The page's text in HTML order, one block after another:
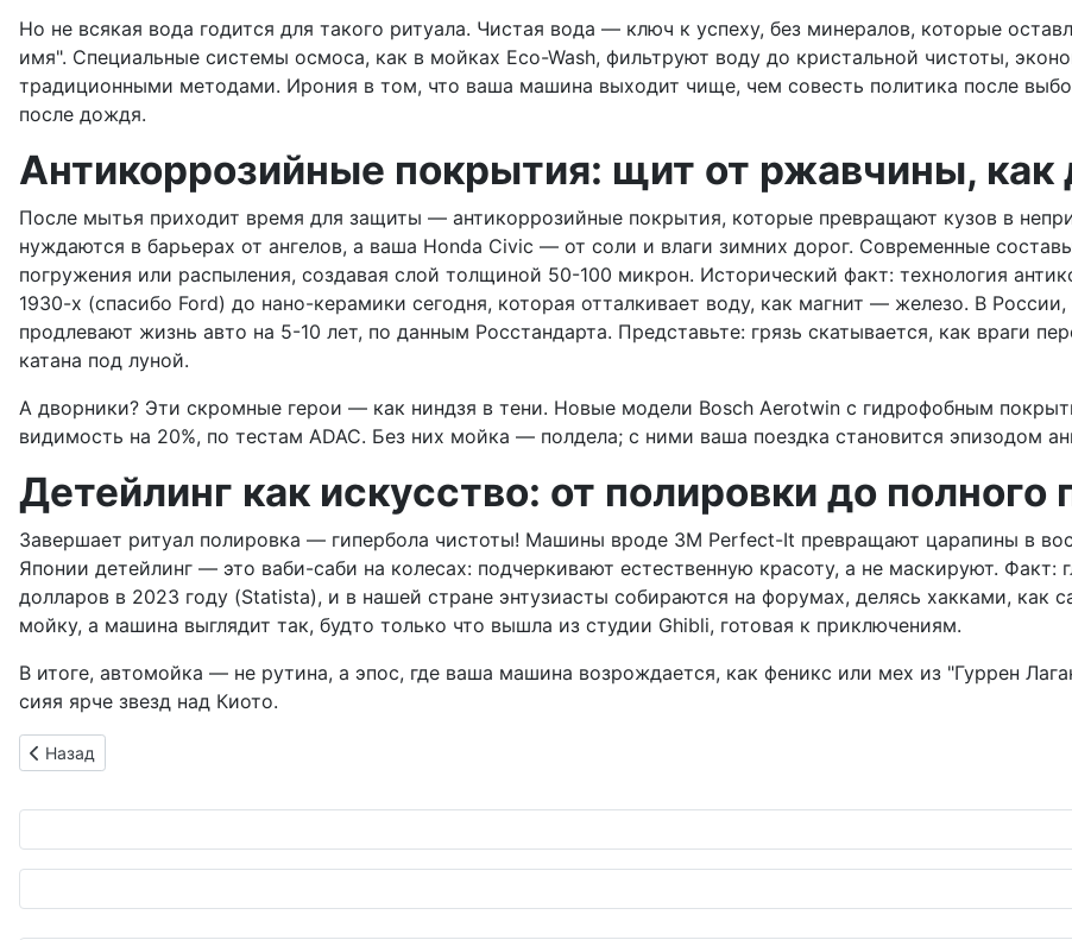
Но не всякая вода годится для такого ритуала. Чистая вода — ключ к успеху, без минералов, которые
имя". Специальные системы осмоса, как в мойках Eco-Wash, фильтруют воду до кристальной чистоты,
традиционными методами. Ирония в том, что ваша машина выходит чище, чем совесть политика после
после дождя.
Антикоррозийные покрытия: щит от ржавчины, как
После мытья приходит время для защиты — антикоррозийные покрытия, которые превращают кузов в
нуждаются в барьерах от ангелов, а ваша Honda Civic — от соли и влаги зимних дорог. Современные
погружения или распыления, создавая слой толщиной 50-100 микрон. Исторический факт: технология
1930-х (спасибо Ford) до нано-керамики сегодня, которая отталкивает воду, как магнит — железо. В
продлевают жизнь авто на 5-10 лет, по данным Росстандарта. Представьте: грязь скатывается, как враги
катана под луной.
А дворники? Эти скромные герои — как ниндзя в тени. Новые модели Bosch Aerotwin с гидрофобным
видимость на 20%, по тестам ADAC. Без них мойка — полдела; с ними ваша поездка становится эпизодом
Детейлинг как искусство: от полировки до
Завершает ритуал полировка — гипербола чистоты! Машины вроде 3M Perfect-It превращают царапины в
Японии детейлинг — это ваби-саби на колесах: подчеркивают естественную красоту, а не маскируют.
долларов в 2023 году (Statista), и в нашей стране энтузиасты собираются на форумах, делясь хакками, как
мойку, а машина выглядит так, будто только что вышла из студии Ghibli, готовая к приключениям.
В итоге, автомойка — не рутина, а эпос, где ваша машина возрождается, как феникс или мех из "Гуррен
сияя ярче звезд над Киото.
Предыдущий: Mercedes-Benz GLC: Грядущее обновление с намеком на V8 – звезда возвращается?
Назад